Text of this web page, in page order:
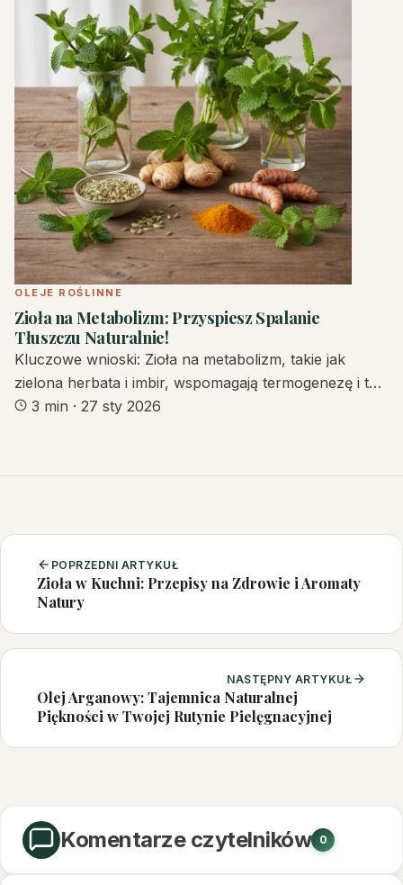
OLEJE ROŚLINNE
Zioła na Metabolizm: Przyspiesz Spalanie
Tłuszczu Naturalnie!
Kluczowe wnioski: Zioła na metabolizm, takie jak
zielona herbata i imbir, wspomagają termogenezę i t…
3 min · 27 sty 2026
POPRZEDNI ARTYKUŁ
Zioła w Kuchni: Przepisy na Zdrowie i Aromaty
Natury
NASTĘPNY ARTYKUŁ
Olej Arganowy: Tajemnica Naturalnej
Piękności w Twojej Rutynie Pielęgnacyjnej
Komentarze czytelników 0